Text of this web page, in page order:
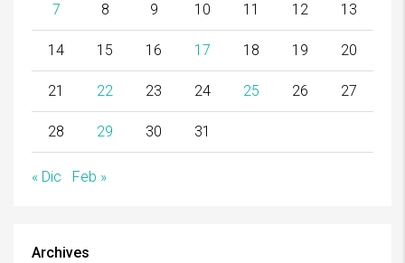
7 8 9 10 11 12 13
14 15 16 17 18 19 20
21 22 23 24 25 26 27
28 29 30 31
« Dic Feb »
Archives